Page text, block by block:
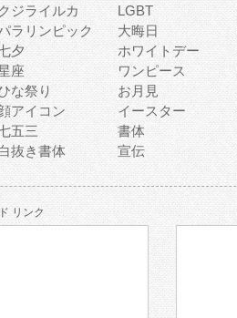
クジライルカ LGBT
ラリンピック 大晦日
夕 ホワイトデー
座 ワンピース
な祭り お月見
アイコン イースター
五三 書体
抜き書体 宣伝
リンク